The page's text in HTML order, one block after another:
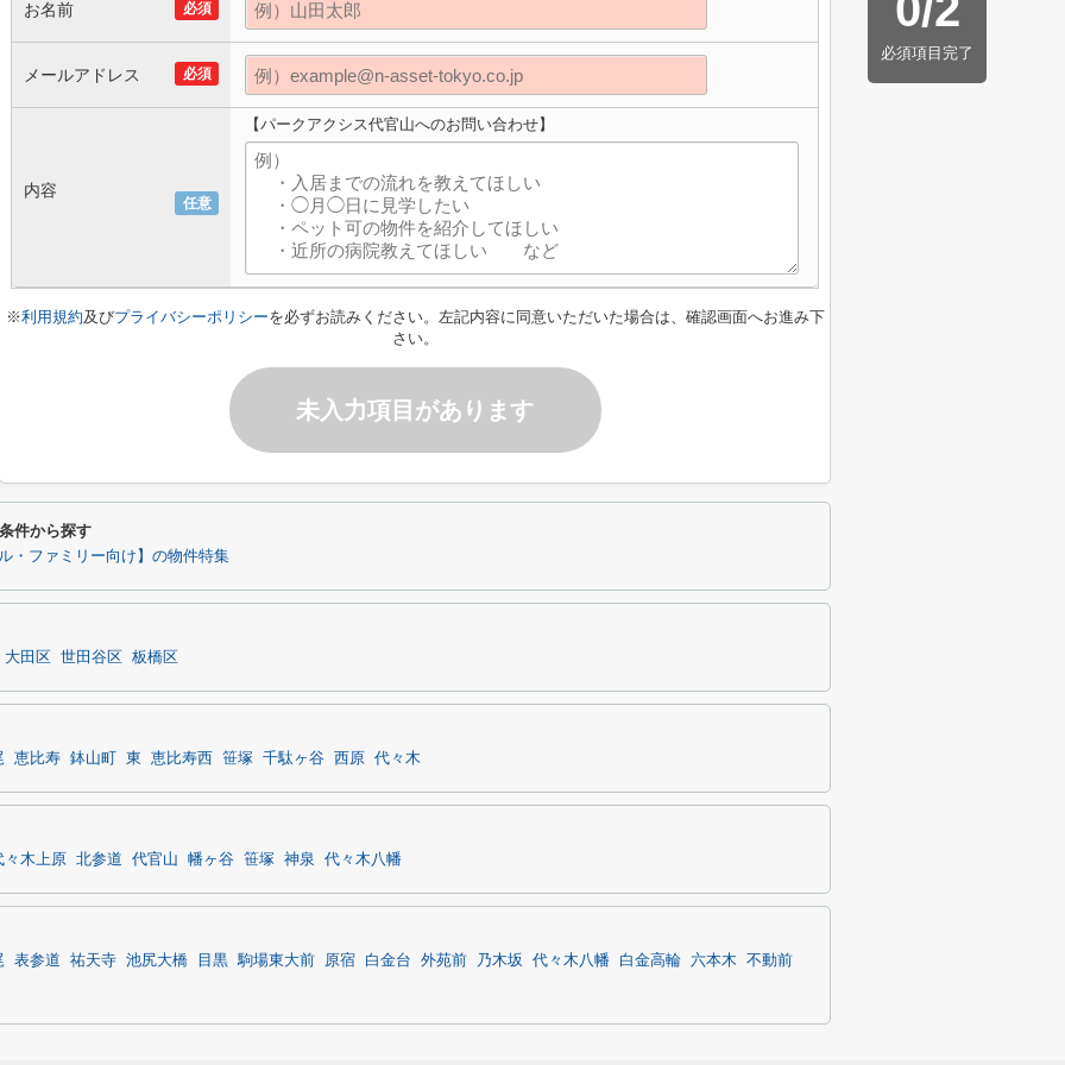
必須項目完了
必須
お名前
必須
メールアドレス
任意
内容
【パークアクシス代官山へのお問い合わせ】
※利用規約及びプライバシーポリシーを必ずお読みください。左記内容に同意いただいた場合は、確認画面へお進み下
さい。
未入力項目があります
件から探す
ル・ファミリー向け】の物件特集
大田区 世田谷区 板橋区
恵比寿 鉢山町 東 恵比寿西 笹塚 千駄ヶ谷 西原 代々木
々木上原 北参道 代官山 幡ヶ谷 笹塚 神泉 代々木八幡
表参道 祐天寺 池尻大橋 目黒 駒場東大前 原宿 白金台 外苑前 乃木坂 代々木八幡 白金高輪 六本木
不動前